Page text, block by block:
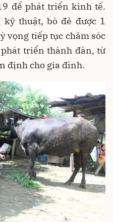
để phát triển kinh tế.
kỹ thuật, bò đẻ được 1
vọng tiếp tục chăm sóc
triển thành đàn, từ
định cho gia đình.